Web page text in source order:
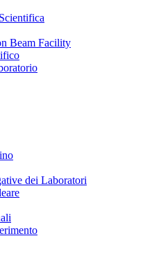
Beam Facility
dei Laboratori